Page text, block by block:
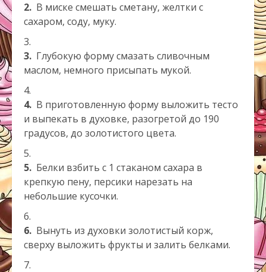
2. В миске смешать сметану, желтки с
сахаром, соду, муку.
3. Глубокую форму смазать сливочным
маслом, немного присыпать мукой.
4. В приготовленную форму выложить тесто
и выпекать в духовке, разогретой до 190
градусов, до золотистого цвета.
5. Белки взбить с 1 стаканом сахара в
крепкую пену, персики нарезать на
небольшие кусочки.
6. Вынуть из духовки золотистый корж,
сверху выложить фрукты и залить белками.